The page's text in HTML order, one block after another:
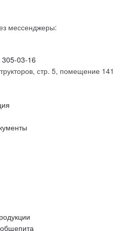
мессенджеры:
03-16
стр. 5, помещение 141